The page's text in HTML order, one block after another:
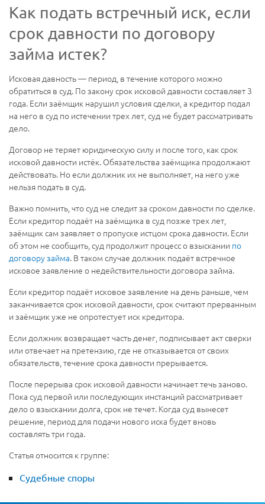
Как подать встречный иск, если
срок давности по договору
займа истек?
Исковая давность — период, в течение которого можно
обратиться в суд. По закону срок исковой давности составляет 3
года. Если заёмщик нарушил условия сделки, а кредитор подал
на него в суд по истечении трех лет, суд не будет рассматривать
дело.
Договор не теряет юридическую силу и после того, как срок
исковой давности истёк. Обязательства заёмщика продолжают
действовать. Но если должник их не выполняет, на него уже
нельзя подать в суд.
Важно помнить, что суд не следит за сроком давности по сделке.
Если кредитор подаёт на заёмщика в суд позже трех лет,
заёмщик сам заявляет о пропуске истцом срока давности. Если
об этом не сообщить, суд продолжит процесс о взыскании по
договору займа. В таком случае должник подаёт встречное
исковое заявление о недействительности договора займа.
Если кредитор подаёт исковое заявление на день раньше, чем
заканчивается срок исковой давности, срок считают прерванным
и заёмщик уже не опротестует иск кредитора.
Если должник возвращает часть денег, подписывает акт сверки
или отвечает на претензию, где не отказывается от своих
обязательств, течение срока давности прерывается.
После перерыва срок исковой давности начинает течь заново.
Пока суд первой или последующих инстанций рассматривает
дело о взыскании долга, срок не течет. Когда суд вынесет
решение, период для подачи нового иска будет вновь
составлять три года.
Статья относится к группе:
Судебные споры